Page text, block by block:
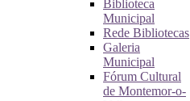
Biblioteca
Municipal
Rede Bibliotecas
Galeria
Municipal
Fórum Cultural
de Montemor-o-